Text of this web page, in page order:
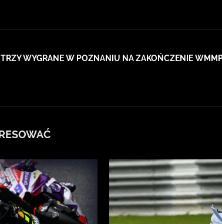
TRZY WYGRANE W POZNANIU NA ZAKOŃCZENIE